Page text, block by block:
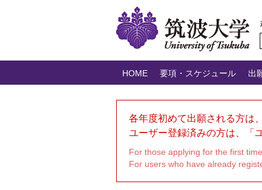
HOME 要項・スケジュール 出
各年度初めて出願される方は
ユーザー登録済みの方は、「
For those applying for the first
For users who have already